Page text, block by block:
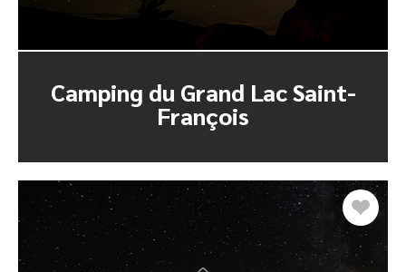
Camping du Grand Lac Saint-
François